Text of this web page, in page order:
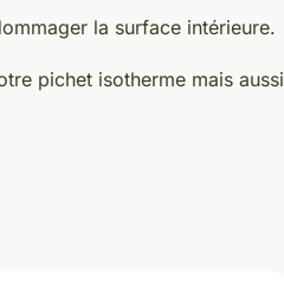
la surface intérieure.
pichet isotherme mais aussi